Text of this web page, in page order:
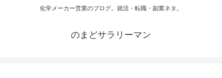
化学メーカー営業のブログ。就活・転職・副業ネタ。
のまどサラリーマン